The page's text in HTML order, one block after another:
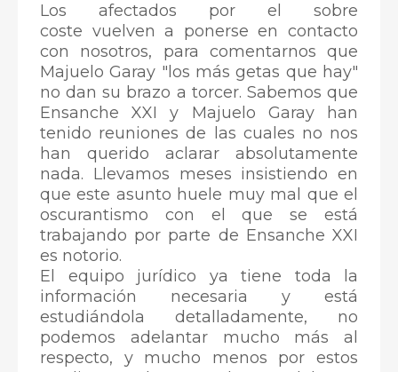
Los afectados por el sobre
coste vuelven a ponerse en contacto
con nosotros, para comentarnos que
Majuelo Garay "los más getas que hay"
no dan su brazo a torcer. Sabemos que
Ensanche XXI y Majuelo Garay han
tenido reuniones de las cuales no nos
han querido aclarar absolutamente
nada. Llevamos meses insistiendo en
que este asunto huele muy mal que el
oscurantismo con el que se está
trabajando por parte de Ensanche XXI
es notorio.
El equipo jurídico ya tiene toda la
información necesaria y está
estudiándola detalladamente, no
podemos adelantar mucho más al
respecto, y mucho menos por estos